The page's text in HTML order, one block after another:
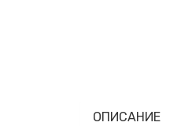
ОПИСАНИЕ